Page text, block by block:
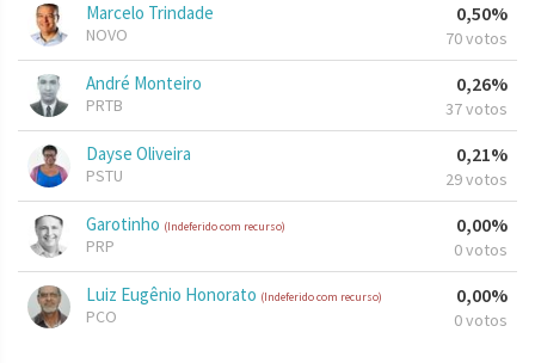
Marcelo Trindade
NOVO
0,50%
70 votos
André Monteiro
PRTB
0,26%
37 votos
Dayse Oliveira
PSTU
0,21%
29 votos
Garotinho (Indeferido com recurso)
PRP
0,00%
0 votos
Luiz Eugênio Honorato (Indeferido com recurso)
PCO
0,00%
0 votos